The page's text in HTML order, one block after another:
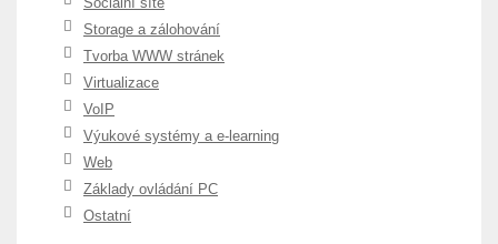
Storage a zálohování
Tvorba WWW stránek
Virtualizace
VoIP
Výukové systémy a e-learning
Web
Základy ovládání PC
Ostatní